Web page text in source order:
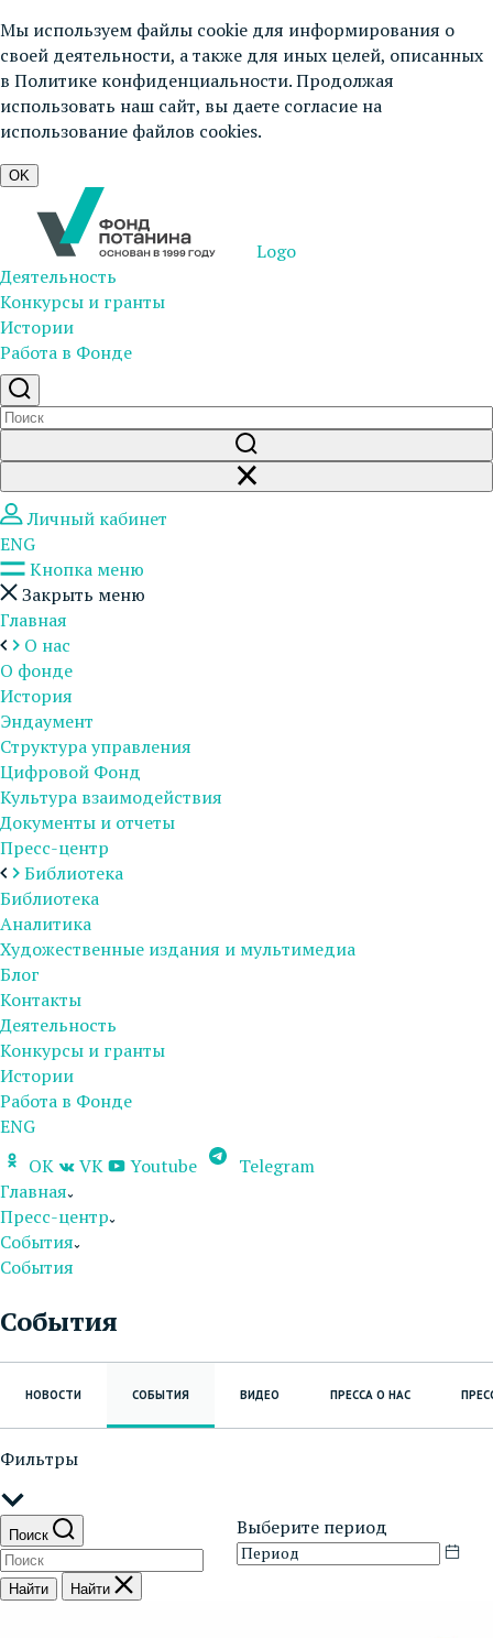
Мы используем файлы cookie для информирования о
своей деятельности, а также для иных целей, описанных
в Политике конфиденциальности. Продолжая
использовать наш сайт, вы даете согласие на
использование файлов cookies.
OK
Logo
Деятельность
Конкурсы и гранты
Истории
Работа в Фонде
Личный кабинет
ENG
Кнопка меню
Закрыть меню
Главная
О нас
О фонде
История
Эндаумент
Структура управления
Цифровой Фонд
Культура взаимодействия
Документы и отчеты
Пресс-центр
Библиотека
Библиотека
Аналитика
Художественные издания и мультимедиа
Блог
Контакты
Деятельность
Конкурсы и гранты
Истории
Работа в Фонде
ENG
OK
VK Youtube
Telegram
Главная
Пресс-центр
События
События
События
НОВОСТИ СОБЫТИЯ ВИДЕО ПРЕССА О НАС
Фильтры
Поиск
Найти Найти
Выберите период